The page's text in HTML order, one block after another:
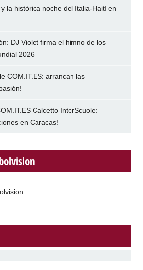
la histórica noche del Italia-Haití en
DJ Violet firma el himno de los
2026
COM.IT.ES: arrancan las
Calcetto InterScuole:
en Caracas!